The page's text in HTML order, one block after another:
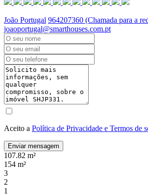
João Portugal 964207360 (Chamada para a
joaoportugal@smarthouses.com.pt
Aceito a Política de Privacidade e Termos de
Enviar mensagem
107.82 m²
154 m²
3
2
1